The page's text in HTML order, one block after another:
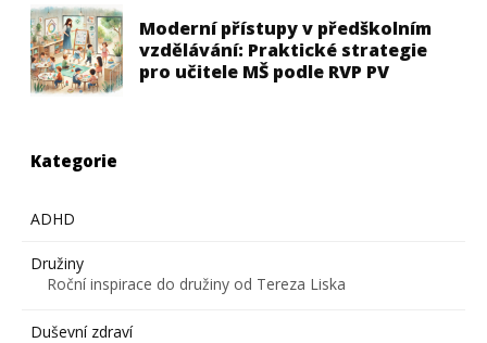
Moderní přístupy v předškolním
vzdělávání: Praktické strategie
pro učitele MŠ podle RVP PV
Kategorie
ADHD
Družiny
Roční inspirace do družiny od Tereza Liska
Duševní zdraví